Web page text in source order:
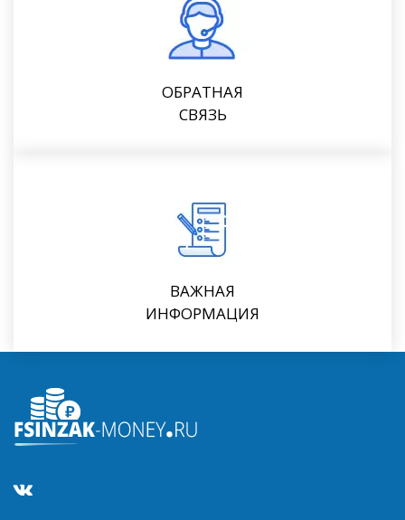
ОБРАТНАЯ
СВЯЗЬ
ВАЖНАЯ
ИНФОРМАЦИЯ